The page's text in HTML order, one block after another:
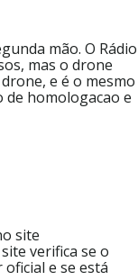
mão. O Rádio
mas o drone
e é o mesmo
de homologacao e
site
verifica se o
e se está